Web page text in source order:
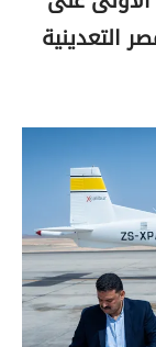
التعدينية